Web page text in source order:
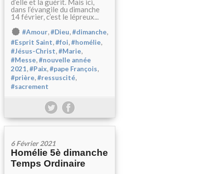
d’elle et la guérit. Mais ici,
dans l’évangile du dimanche
14 février, c’est le lépreux...
#Amour,#Dieu,#dimanche,
#Esprit Saint,#foi,#homélie,
#Jésus-Christ,#Marie,
#Messe,#nouvelle année
2021,#Paix,#pape François,
#prière,#ressuscité,
#sacrement
6 Février 2021
Homélie 5è dimanche
Temps Ordinaire